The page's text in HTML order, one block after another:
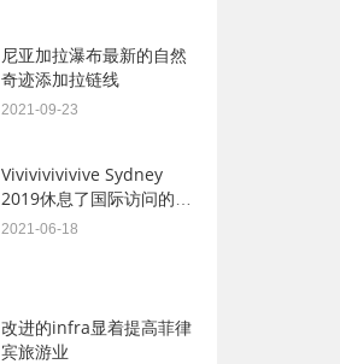
尼亚加拉瀑布最新的自然
奇迹添加拉链线
2021-09-23
Vivivivivivive Sydney
2019休息了国际访问的所
有记录
2021-06-18
改进的infra显着提高菲律
宾旅游业